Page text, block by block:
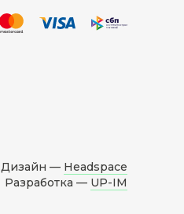
Дизайн — Headspace
Разработка — UP-IM